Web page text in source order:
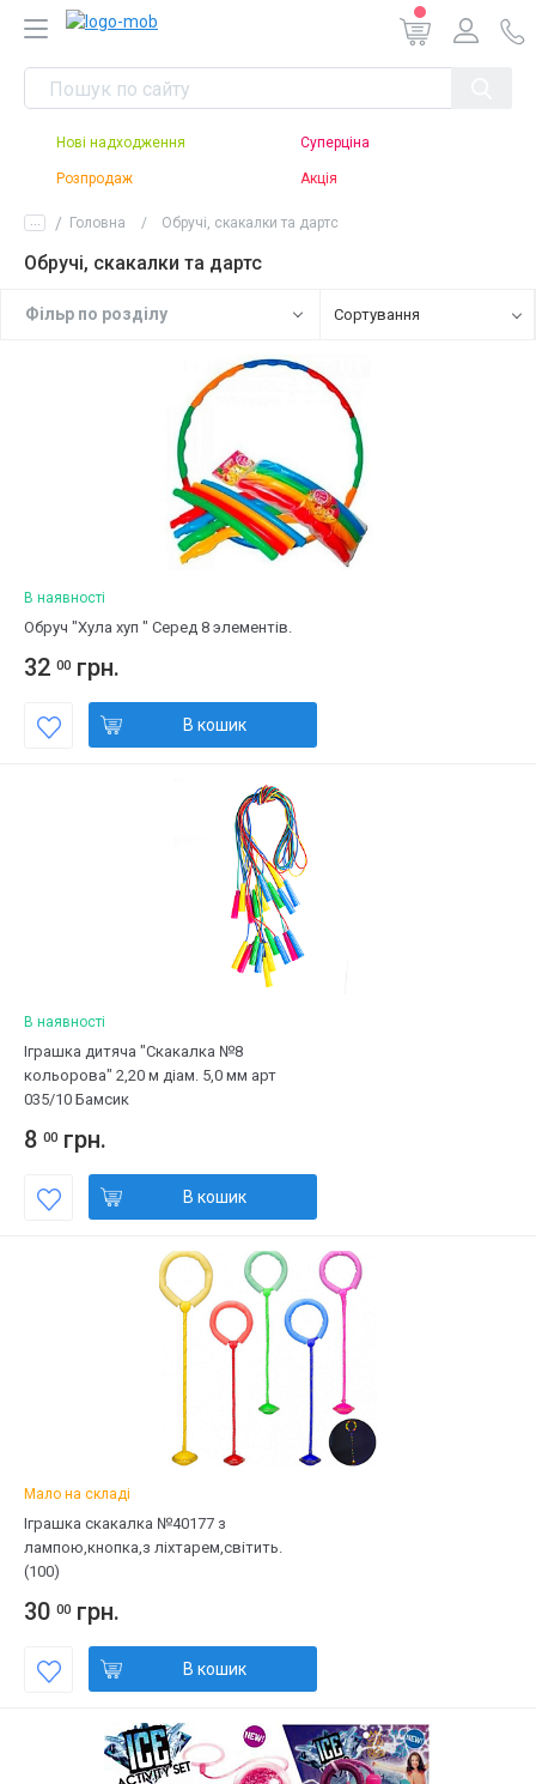
Нові надходження Суперціна
Розпродаж Акція
Головна
... Обручі, скакалки та дартс
Обручі, скакалки та дартс
Фiльр по роздiлу Сортування
В наявності
Обруч "Хула хуп " Серед 8 элементів.
32 00 грн.
В кошик
В наявності
Іграшка дитяча "Скакалка №8
кольорова" 2,20 м діам. 5,0 мм арт
035/10 Бамсик
8 00 грн.
В кошик
Мало на складі
Іграшка скакалка №40177 з
лампою,кнопка,з ліхтарем,світить.
(100)
30 00 грн.
В кошик